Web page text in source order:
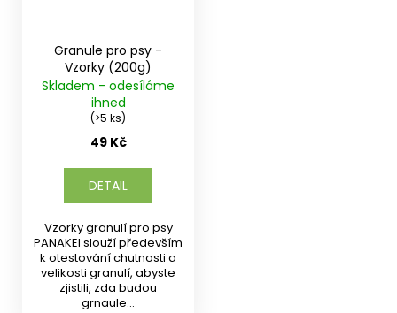
Granule pro psy -
Vzorky (200g)
Skladem - odesíláme
ihned
(>5 ks)
49 Kč
DETAIL
Vzorky granulí pro psy
PANAKEI slouží především
k otestování chutnosti a
velikosti granulí, abyste
zjistili, zda budou
grnaule...